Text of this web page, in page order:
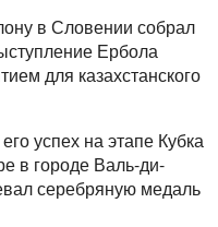
в Словении собрал
Ербола
для казахстанского
успех на этапе Кубка
в городе Валь-ди-
серебряную медаль